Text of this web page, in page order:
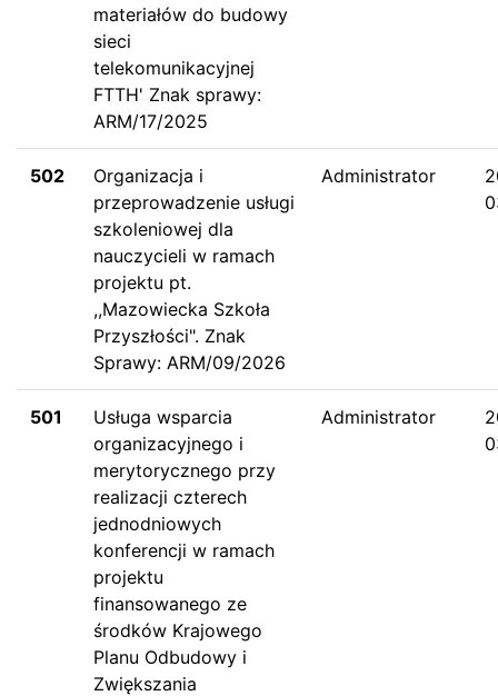
materiałów do budowy
sieci
telekomunikacyjnej
FTTH' Znak sprawy:
ARM/17/2025
502
Organizacja i
przeprowadzenie usługi
szkoleniowej dla
nauczycieli w ramach
projektu pt.
,,Mazowiecka Szkoła
Przyszłości". Znak
Sprawy: ARM/09/2026
Administrator
501
Usługa wsparcia
organizacyjnego i
merytorycznego przy
realizacji czterech
jednodniowych
konferencji w ramach
projektu
finansowanego ze
środków Krajowego
Planu Odbudowy i
Zwiększania
Administrator